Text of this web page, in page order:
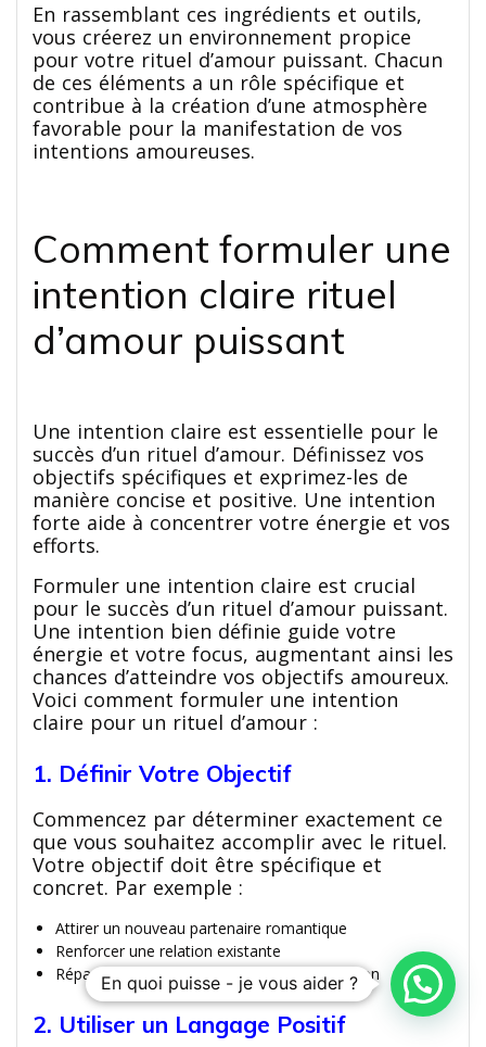
En rassemblant ces ingrédients et outils,
vous créerez un environnement propice
pour votre rituel d’amour puissant. Chacun
de ces éléments a un rôle spécifique et
contribue à la création d’une atmosphère
favorable pour la manifestation de vos
intentions amoureuses.
Comment formuler une
intention claire rituel
d’amour puissant
Une intention claire est essentielle pour le
succès d’un rituel d’amour. Définissez vos
objectifs spécifiques et exprimez-les de
manière concise et positive. Une intention
forte aide à concentrer votre énergie et vos
efforts.
Formuler une intention claire est crucial
pour le succès d’un rituel d’amour puissant.
Une intention bien définie guide votre
énergie et votre focus, augmentant ainsi les
chances d’atteindre vos objectifs amoureux.
Voici comment formuler une intention
claire pour un rituel d’amour :
1. Définir Votre Objectif
Commencez par déterminer exactement ce
que vous souhaitez accomplir avec le rituel.
Votre objectif doit être spécifique et
concret. Par exemple :
Attirer un nouveau partenaire romantique
Renforcer une relation existante
Réparer des aspects spécifiques d’une relation
2. Utiliser un Langage Positif
En quoi puisse - je vous aider ?